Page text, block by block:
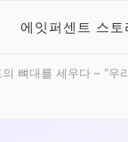
센트 공식
융 가능성, 에잇퍼센
에잇퍼센트 스토
의 뼈대를 세우다 – “우